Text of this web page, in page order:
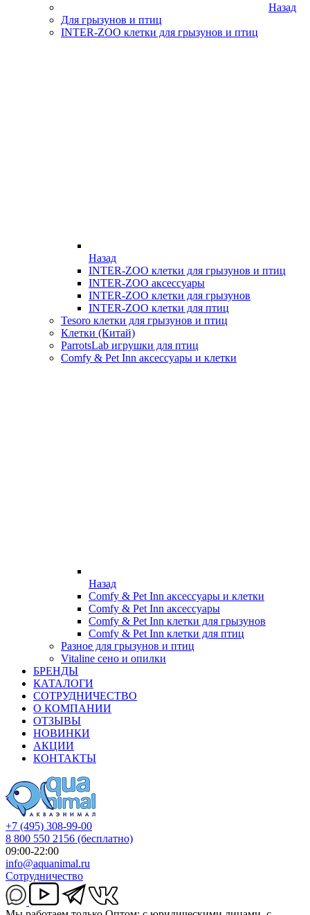
Назад
Для грызунов и птиц
INTER-ZOO клетки для грызунов и птиц
Назад
INTER-ZOO клетки для грызунов и птиц
INTER-ZOO аксессуары
INTER-ZOO клетки для грызунов
INTER-ZOO клетки для птиц
Tesoro клетки для грызунов и птиц
Клетки (Китай)
ParrotsLab игрушки для птиц
Comfy & Pet Inn аксессуары и клетки
Назад
Comfy & Pet Inn аксессуары и клетки
Comfy & Pet Inn аксессуары
Comfy & Pet Inn клетки для грызунов
Comfy & Pet Inn клетки для птиц
Разное для грызунов и птиц
Vitaline сено и опилки
БРЕНДЫ
КАТАЛОГИ
СОТРУДНИЧЕСТВО
О КОМПАНИИ
ОТЗЫВЫ
НОВИНКИ
АКЦИИ
КОНТАКТЫ
+7 (495) 308-99-00
8 800 550 2156 (бесплатно)
09:00-22:00
info@aquanimal.ru
Сотрудничество